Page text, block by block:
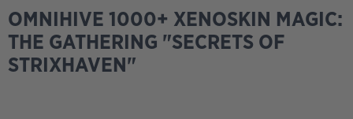
OMNIHIVE 1000+ XENOSKIN MAGIC:
THE GATHERING "SECRETS OF
STRIXHAVEN"